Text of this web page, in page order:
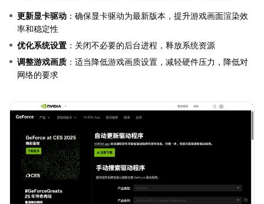
更新显卡驱动 ：确保显卡驱动为最新版本，提升游戏画面渲染效
率和稳定性
优化系统设置 ：关闭不必要的后台进程，释放系统资源
调整游戏画质 ：适当降低游戏画质设置，减轻硬件压力，降低对
网络的要求